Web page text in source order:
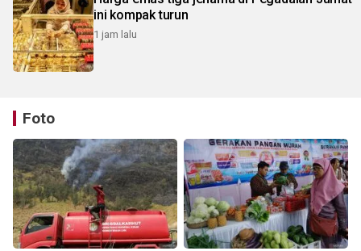
ini kompak turun
1 jam lalu
Foto